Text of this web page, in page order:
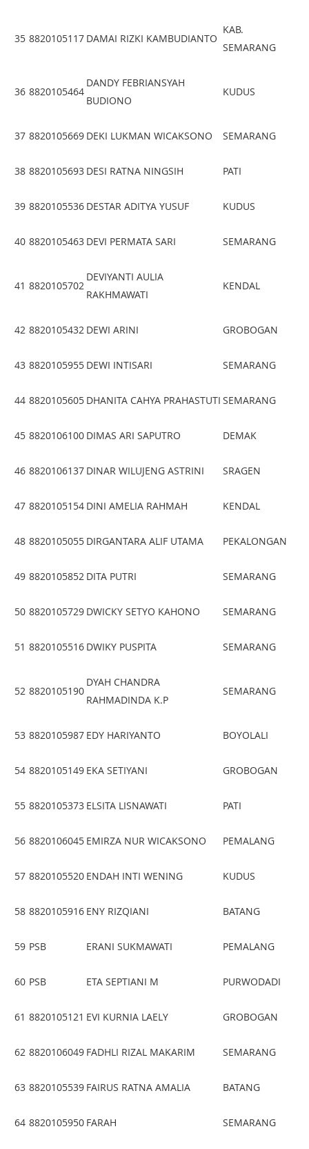
35 8820105117 DAMAI RIZKI KAMBUDIANTO
KAB.
SEMARANG
36 8820105464
DANDY FEBRIANSYAH
BUDIONO
KUDUS
37 8820105669 DEKI LUKMAN WICAKSONO SEMARANG
38 8820105693 DESI RATNA NINGSIH PATI
39 8820105536 DESTAR ADITYA YUSUF KUDUS
40 8820105463 DEVI PERMATA SARI SEMARANG
41 8820105702
DEVIYANTI AULIA
RAKHMAWATI
KENDAL
42 8820105432 DEWI ARINI GROBOGAN
43 8820105955 DEWI INTISARI SEMARANG
44 8820105605 DHANITA CAHYA PRAHASTUTI SEMARANG
45 8820106100 DIMAS ARI SAPUTRO DEMAK
46 8820106137 DINAR WILUJENG ASTRINI SRAGEN
47 8820105154 DINI AMELIA RAHMAH KENDAL
48 8820105055 DIRGANTARA ALIF UTAMA PEKALONGAN
49 8820105852 DITA PUTRI SEMARANG
50 8820105729 DWICKY SETYO KAHONO SEMARANG
51 8820105516 DWIKY PUSPITA SEMARANG
52 8820105190
DYAH CHANDRA
RAHMADINDA K.P
SEMARANG
53 8820105987 EDY HARIYANTO BOYOLALI
54 8820105149 EKA SETIYANI GROBOGAN
55 8820105373 ELSITA LISNAWATI PATI
56 8820106045 EMIRZA NUR WICAKSONO PEMALANG
57 8820105520 ENDAH INTI WENING KUDUS
58 8820105916 ENY RIZQIANI BATANG
59 PSB ERANI SUKMAWATI PEMALANG
60 PSB ETA SEPTIANI M PURWODADI
61 8820105121 EVI KURNIA LAELY GROBOGAN
62 8820106049 FADHLI RIZAL MAKARIM SEMARANG
63 8820105539 FAIRUS RATNA AMALIA BATANG
64 8820105950 FARAH SEMARANG